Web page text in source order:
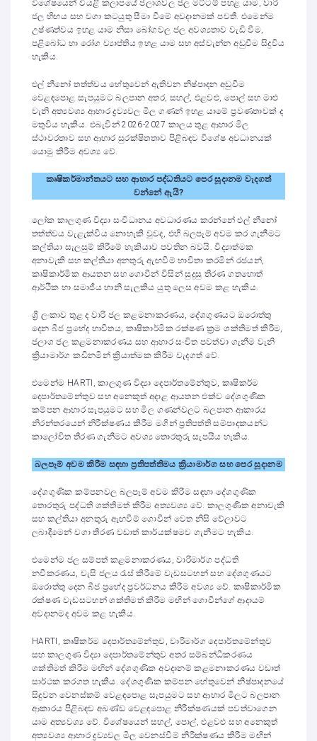
විශේෂයෙන් වියළි කලාපයේ ජලාශවල ජල මට්ටම් පහළ යාම, වාරි
ජල හිඟය සහ වගා කටයුතු සීමා වීමේ අවදානමක් පවතී. එමෙන්ම
උෂ්ණත්වය ඉහළ යාම නිසා බෝගවල ජල අවශ්‍යතාව වැඩි වීම,
පළිබෝධ හා රෝග ව්‍යාප්තිය ඉහළ යාම සහ අස්වැන්න අඩුවීම සිදුවිය
හැකිය.
එල් නීනෝ තත්ත්වය හේතුවෙන් ඇතිවන නිෂ්පාදන අඩුවීම
වෙළඳපොළ සැපයුමට බලපාන අතර, සහල්, එළවළු, පොල් සහ මාළු
වැනි අත්‍යවශ්‍ය ආහාර ද්‍රව්‍යවල මිල ගණන් ඉහළ යාමේ ප්‍රවණතාවක් ද
මතුවිය හැකිය. එබැවින් 2026-2027 කාලය තුළ ආහාර මිල
ස්ථාවරතාව සහ ආහාර සුරක්ෂිතතාව පිළිබඳව විශේෂ අවධානයක්
යොමු කිරීම අවශ්‍ය වේ.
කෘෂිකර්මාන්තයට සහ ආහාර පද්ධතියට පෙර සූදානම වැදගත්
වන්නේ ඇයි?
ලෝක කාලගුණ විද්‍යා සංවිධානය අවධාරණය කරන්නේ එල් නීනෝ
තත්ත්වය වැළැක්විය නොහැකි වුවද, එහි බලපෑම් අවම කර ගැනීමට
කල්තියා සැලසුම් කිරීමේ හැකියාව පවතින බවයි. විද්‍යාත්මක
අනාවැකි සහ කල්තියා අනතුරු ඇඟවීම් භාවිතා කරමින් රජයන්,
කෘෂිකාර්මික ආයතන සහ ගොවීන් විසින් සුදුසු තීරණ ගතහොත්
ආර්ථික හා සමාජීය හානි සැලකිය යුතු ලෙස අවම කළ හැකිය.
ශ්‍රී ලංකාව තුළ ද වාරි ජල කළමනාකරණය, දේශගුණයට ඔරොත්තු
දෙන බීජ ප්‍රභේද භාවිතය, කෘෂිකාර්මික රක්ෂණ ක්‍රම ශක්තිමත් කිරීම,
ජලාශ ජල කළමනාකරණය සහ ආහාර සංචිත පවත්වා ගැනීම වැනි
ක්‍රියාමාර්ග කඩිනමින් ක්‍රියාත්මක කිරීම වැදගත් වේ.
එමෙන්ම HARTI, කාලගුණ විද්‍යා දෙපාර්තමේන්තුව, කෘෂිකර්ම
දෙපාර්තමේන්තුව සහ අනෙකුත් අදාළ ආයතන එක්ව දේශගුණික
කම්පන ආහාර සැපයුමට සහ මිල ගණන්වලට බලපාන ආකාරය
නිරන්තරයෙන් නිරීක්ෂණය කිරීම මගින් ප්‍රතිපත්ති සම්පාදකයන්ට
කාලෝචිත තීරණ ගැනීමට අවශ්‍ය තොරතුරු සැපයිය හැකිය.
බලපෑම් අවම කිරීම සඳහා ප්‍රතිපත්තිමය ක්‍රියාමාර්ග සහ පෙර සූදානම
දේශගුණික කම්පනවල බලපෑම් අවම කිරීම සඳහා දේශගුණික
තොරතුරු පද්ධති ශක්තිමත් කිරීම අත්‍යවශ්‍ය වේ. කාලගුණික අනාවැකි
සහ කල්තියා අනතුරු ඇඟවීම් ගොවීන් වෙත නිසි වේලාවට
ලබාදීමෙන් වගා තීරණ වඩාත් කාර්යක්ෂමව ගැනීමට හැකිය.
එමෙන්ම ජල සම්පත් කළමනාකරණය, වාරිමාර්ග පද්ධති
නවීකරණය, වැසි ජලය රැස් කිරීමේ වැඩසටහන් සහ දේශගුණයට
ඔරොත්තු දෙන බීජ ප්‍රභේද ප්‍රවර්ධනය කිරීම අවශ්‍ය වේ. කෘෂිකාර්මික
රක්ෂණ වැඩසටහන් ශක්තිමත් කිරීම මඟින් ගොවීන්ගේ ආදායම්
අවදානමද අවම කළ හැකිය.
HARTI, කෘෂිකර්ම දෙපාර්තමේන්තුව, වාරිමාර්ග දෙපාර්තමේන්තුව
සහ කාලගුණ විද්‍යා දෙපාර්තමේන්තුව අතර සම්බන්ධීකරණය
ශක්තිමත් කිරීම මඟින් දේශගුණික අවදානම් කළමනාකරණය වඩාත්
සාර්ථක කරගත හැකිය. දේශගුණික කම්පන හේතුවෙන් නිෂ්පාදනයේ
සිදුවන වෙනස්කම් වෙළඳපොළ සැපයුමට සහ ආහාර මිලට බලපාන
ආකාරය පිළිබඳව අඛණ්ඩ වෙළඳපොළ නිරීක්ෂණයක් පවත්වාගෙන
යාම අත්‍යවශ්‍ය වේ. විශේෂයෙන් සහල්, පොල්, එළවළු සහ අනෙකුත්
අත්‍යවශ්‍ය ආහාර ද්‍රව්‍යවල මිල වෙනස්වීම් නිරීක්ෂණය කිරීම මඟින්